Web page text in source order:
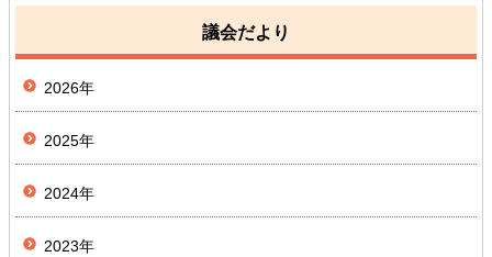
議会だより
2026年
2025年
2024年
2023年